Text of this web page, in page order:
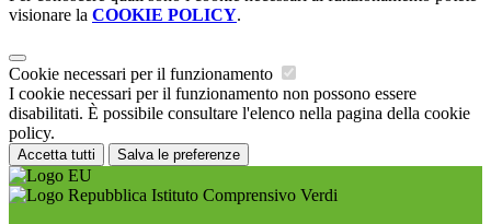
visionare la COOKIE POLICY.
Cookie necessari per il funzionamento
I cookie necessari per il funzionamento non possono essere
disabilitati. È possibile consultare l'elenco nella pagina della cookie
policy.
Accetta tutti Salva le preferenze
Istituto Comprensivo Verdi